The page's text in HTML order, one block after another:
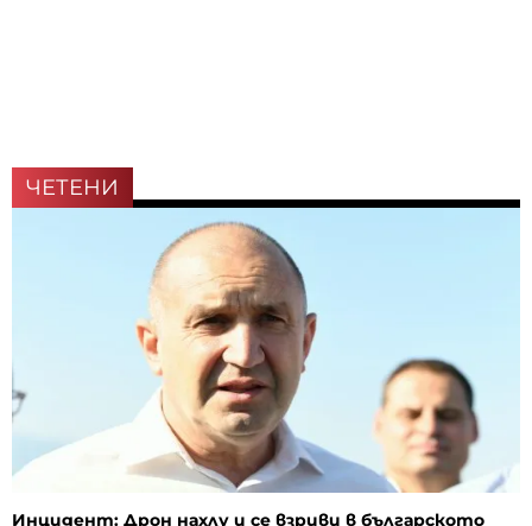
ЧЕТЕНИ
Инцидент: Дрон нахлу и се взриви в българското